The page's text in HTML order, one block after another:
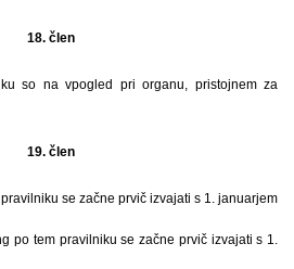
18. člen
so na vpogled pri organu, pristojnem za
19. člen
se začne prvič izvajati s 1. januarjem
po tem pravilniku se začne prvič izvajati s 1.